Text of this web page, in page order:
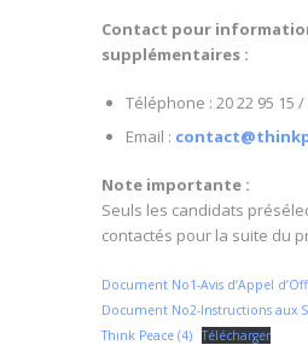
Contact pour
supplémentaires :
Téléphone : 20 22 95 15 /
Email :
Note importante :
Seuls les candidats
contactés pour la suite du
Document No1-Avis d’Appel
Document No2-Instructions aux
Think Peace (4) Télécharger